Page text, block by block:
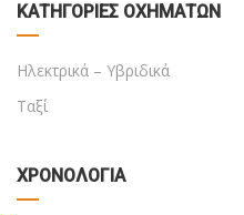
ΚΑΤΗΓΟΡΊΕΣ ΟΧΗΜΆΤΩΝ
Ηλεκτρικά – Υβριδικά
Ταξί
ΧΡΟΝΟΛΟΓΙΑ